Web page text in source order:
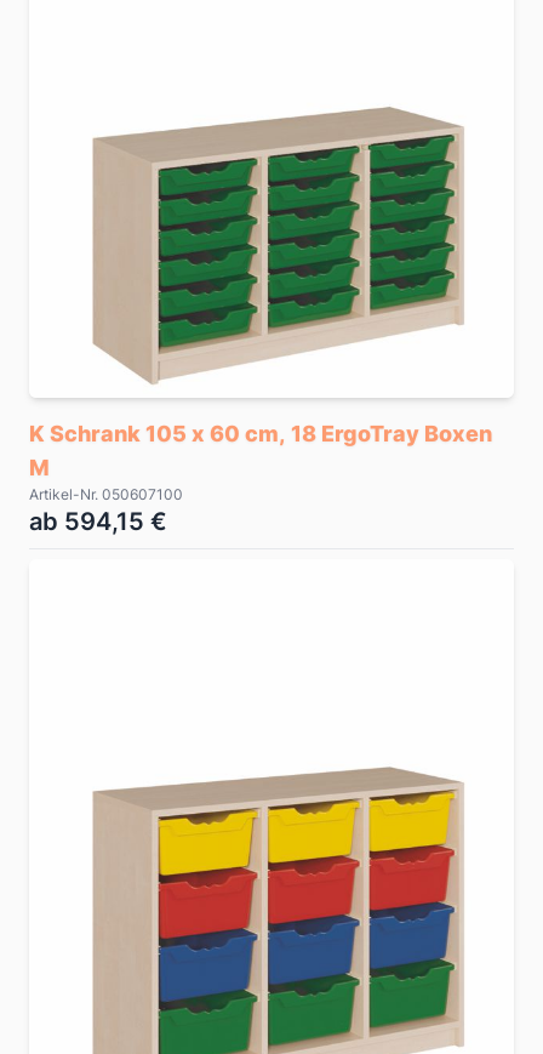
K Schrank 105 x 60 cm, 18 ErgoTray Boxen
M
Artikel-Nr. 050607100
ab 594,15 €